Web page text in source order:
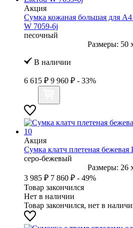
Акция
Сумка кожаная большая для
W 7059-6j
песочный
Размеры: 50
В наличии
6 615 ₽ 9 960 ₽ - 33%
Акция
Сумка клатч плетеная
серо-бежевый
Размеры: 26
3 985 ₽ 7 860 ₽ - 49%
Товар закончился
Нет в наличии
Товар закончился, нет в